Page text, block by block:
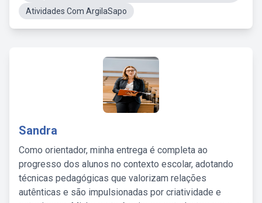
Atividades Com ArgilaSapo
Sandra
Como orientador, minha entrega é completa ao
progresso dos alunos no contexto escolar, adotando
técnicas pedagógicas que valorizam relações
autênticas e são impulsionadas por criatividade e